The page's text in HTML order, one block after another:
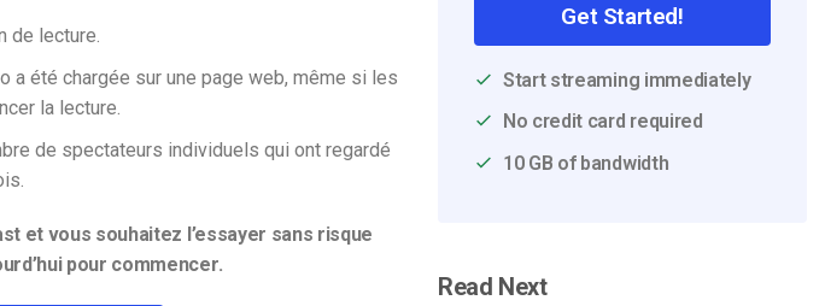
de lecture.
a été chargée sur une page web, même si les
la lecture.
de spectateurs individuels qui ont regardé
et vous souhaitez l’essayer sans risque
pour commencer.
Get Started!
Start streaming immediately
No credit card required
10 GB of bandwidth
Read Next